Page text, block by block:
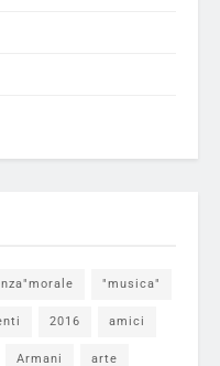
"musica"
2016 amici
Armani arte